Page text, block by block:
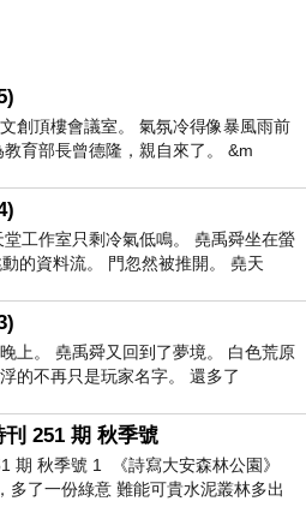
創頂樓會議室。 氣氛冷得像暴風雨前
育部長曾德隆，親自來了。 &m
工作室只剩冷氣低鳴。 堯禹舜坐在螢
的資料流。 門忽然被推開。 堯天
上。 堯禹舜又回到了夢境。 白色荒原
的不再只是玩家名字。 還多了
刊 251 期 秋季號
期 秋季號 1 《詩寫大安森林公園》
多了一份綠意 難能可貴水泥叢林多出